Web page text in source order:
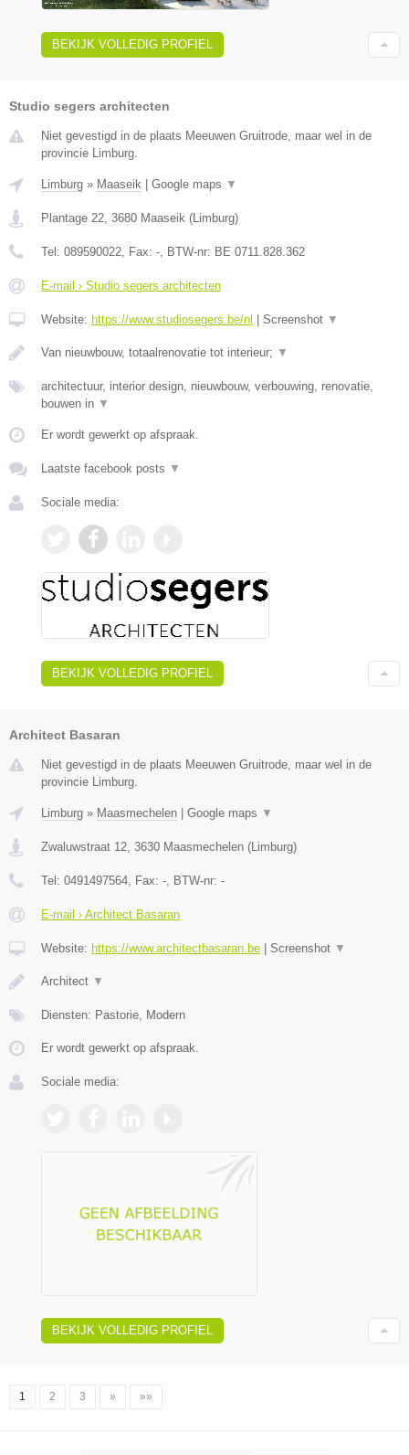
BEKIJK VOLLEDIG PROFIEL
Studio segers architecten
Niet gevestigd in de plaats Meeuwen Gruitrode, maar wel in de
provincie Limburg.
Limburg » Maaseik Google maps ▼
Plantage 22, 3680 Maaseik (Limburg)
Tel: 089590022, Fax: -, BTW-nr: BE 0711.828.362
E-mail › Studio segers architecten
Website: https://www.studiosegers.be/nl Screenshot ▼
Van nieuwbouw, totaalrenovatie tot interieur; ▼
architectuur, interior design, nieuwbouw, verbouwing, renovatie,
bouwen in ▼
Er wordt gewerkt op afspraak.
Laatste facebook posts ▼
Sociale media:
BEKIJK VOLLEDIG PROFIEL
Architect Basaran
Niet gevestigd in de plaats Meeuwen Gruitrode, maar wel in de
provincie Limburg.
Limburg » Maasmechelen Google maps ▼
Zwaluwstraat 12 3630 Maasmechelen ( Limburg)
Tel: 0491497564 , Fax: - , BTW-nr: -
E-mail › Architect Basaran
Website: https://www.architectbasaran.be Screenshot ▼
Architect ▼
Diensten: Pastorie, Modern
Er wordt gewerkt op afspraak.
Sociale media:
BEKIJK VOLLEDIG PROFIEL
1 2 3 » »»